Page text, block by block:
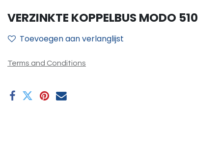
VERZINKTE KOPPELBUS MODO 510
Toevoegen aan verlanglijst
Terms and Conditions